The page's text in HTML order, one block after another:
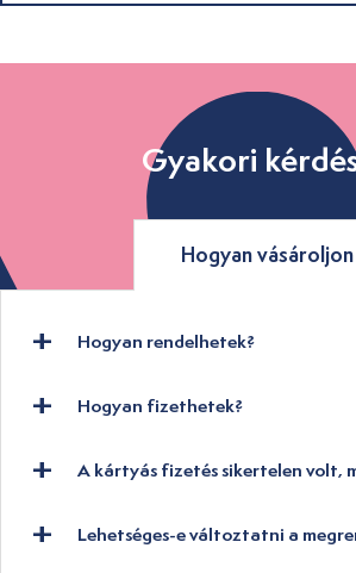
Gyakori
Hogyan vásároljon
Hogyan rendelhetek?
Hogyan fizethetek?
A kártyás fizetés sikertelen volt,
Lehetséges-e változtatni a